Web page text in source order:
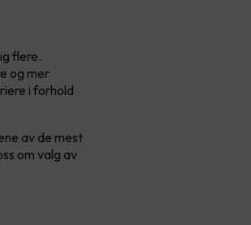
flere.
og mer
i forhold
av de mest
om valg av